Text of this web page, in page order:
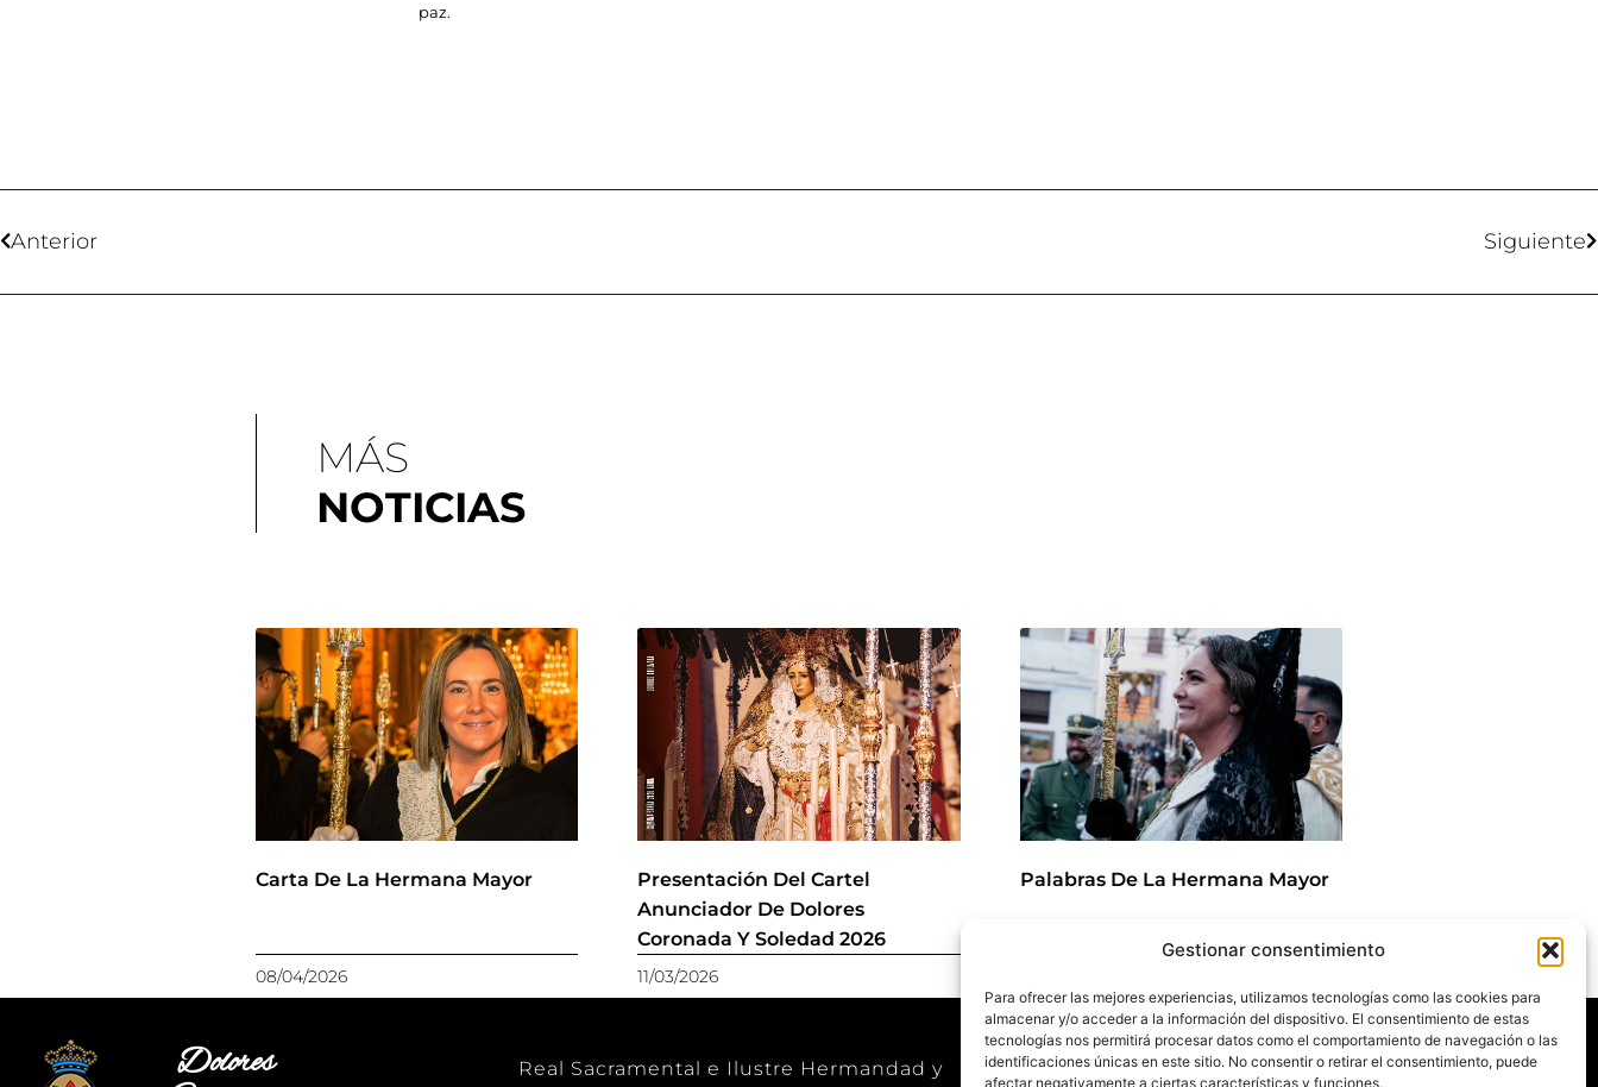
Gestionar consentimiento
Para ofrecer las mejores experiencias, utilizamos tecnologías como las cookies para
almacenar y/o acceder a la información del dispositivo. El consentimiento de estas
tecnologías nos permitirá procesar datos como el comportamiento de navegación o las
identificaciones únicas en este sitio. No consentir o retirar el consentimiento, puede
afectar negativamente a ciertas características y funciones.
paz.
Anterior Siguiente
MÁS
NOTICIAS
Carta De La Hermana Mayor
08/04/2026
Presentación Del Cartel
Anunciador De Dolores
Coronada Y Soledad 2026
11/03/2026
Palabras De La Hermana Mayor
Dolores Real Sacramental e Ilustre Hermandad y
La Despedía
Titulares
Agenda
Blog
Contacto